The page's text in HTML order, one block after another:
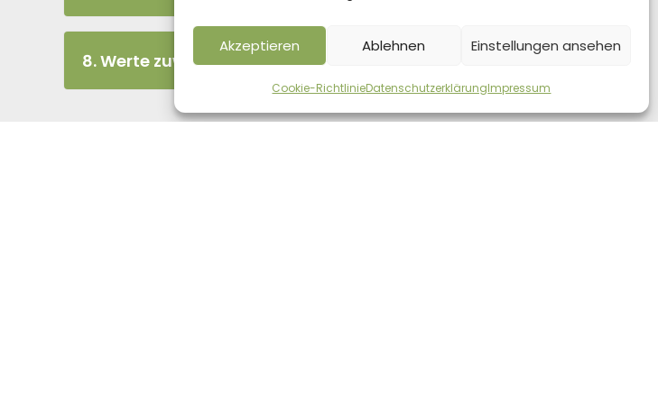
Akzeptieren Ablehnen Einstellungen ansehen
Cookie-RichtlinieDatenschutzerklärungImpressum
8. Werte zuweisen Expand